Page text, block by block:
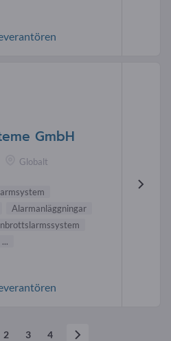
GmbH
Globalt
Alarmanläggningar
...
2 3 4